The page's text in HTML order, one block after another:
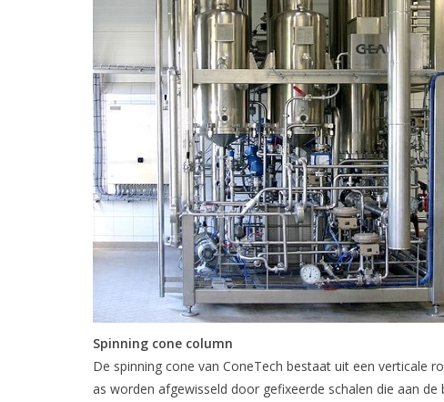
Spinning cone column
De spinning cone van ConeTech bestaat uit een verticale
as worden afgewisseld door gefixeerde schalen die aan